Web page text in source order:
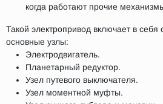
когда работают прочие
Такой электропривод включает в
основные узлы:
Электродвигатель.
Планетарный редуктор.
Узел путевого выключателя.
Узел моментной муфты.